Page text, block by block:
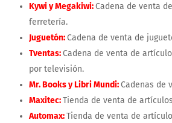
Kywi y Megakiwi:Cadena de venta
ferretería.
Juguetón:Cadena de venta de
Tventas:Cadena de venta de
por televisión.
Mr. Books y Libri Mundi:Cadenas de
Maxitec:Tienda de venta de
Automax:Tienda de venta de